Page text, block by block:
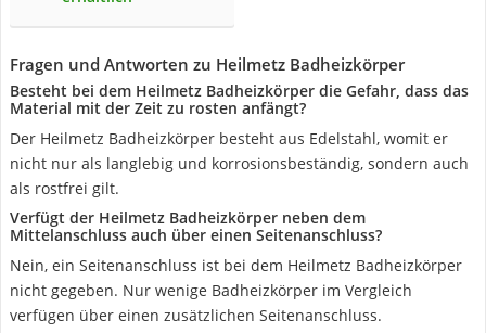
Fragen und Antworten zu Heilmetz Badheizkörper
Besteht bei dem Heilmetz Badheizkörper die Gefahr, dass das
Material mit der Zeit zu rosten anfängt?
Der Heilmetz Badheizkörper besteht aus Edelstahl, womit er
nicht nur als langlebig und korrosionsbeständig, sondern auch
als rostfrei gilt.
Verfügt der Heilmetz Badheizkörper neben dem
Mittelanschluss auch über einen Seitenanschluss?
Nein, ein Seitenanschluss ist bei dem Heilmetz Badheizkörper
nicht gegeben. Nur wenige Badheizkörper im Vergleich
verfügen über einen zusätzlichen Seitenanschluss.